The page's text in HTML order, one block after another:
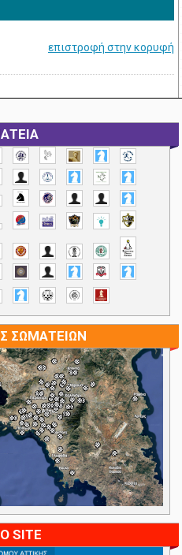
επιστροφή στην κορυφή
ΣΩΜΑΤΕΙΩΝ
SITE